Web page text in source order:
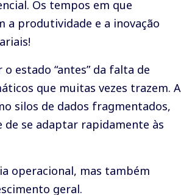
Os tempos em que
a produtividade e a inovação
estado “antes” da falta de
que muitas vezes trazem. A
silos de dados fragmentados,
de se adaptar rapidamente às
operacional, mas também
geral.